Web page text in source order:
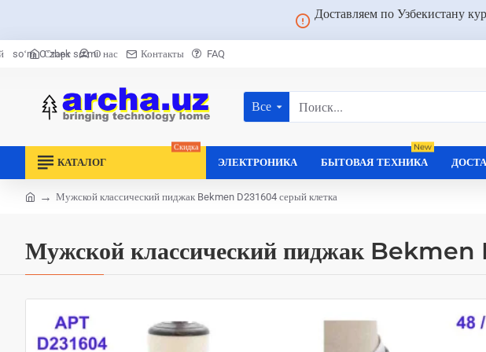
Доставляем по Узбекистану
Старт О нас Контакты FAQ
soʻm Oʻzbek soʻmi
Все
Поиск...
КАТАЛОГ
Скидка
ЭЛЕКТРОНИКА БЫТОВАЯ ТЕХНИКА
New
Мужской классический пиджак Bekmen
Мужской классический пиджак Bekmen D231604 серый клетка